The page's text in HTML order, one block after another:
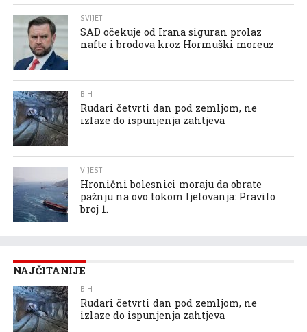
SVIJET
SAD očekuje od Irana siguran prolaz
nafte i brodova kroz Hormuški moreuz
BIH
Rudari četvrti dan pod zemljom, ne
izlaze do ispunjenja zahtjeva
VIJESTI
Hronični bolesnici moraju da obrate
pažnju na ovo tokom ljetovanja: Pravilo
broj 1.
NAJČITANIJE
BIH
Rudari četvrti dan pod zemljom, ne
izlaze do ispunjenja zahtjeva